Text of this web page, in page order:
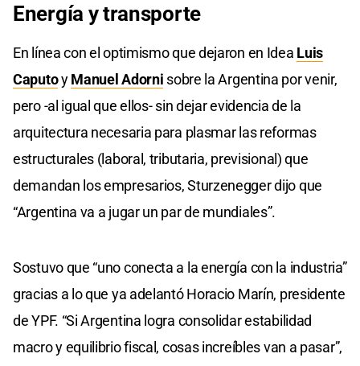
Energía y transporte
En línea con el optimismo que dejaron en Idea Luis
CaputoyManuel Adorni sobre la Argentina por venir,
pero -al igual que ellos- sin dejar evidencia de la
arquitectura necesaria para plasmar las reformas
estructurales (laboral, tributaria, previsional) que
demandan los empresarios, Sturzenegger dijo que
“Argentina va a jugar un par de mundiales”.
Sostuvo que “uno conecta a la energía con la industria”
gracias a lo que ya adelantó Horacio Marín, presidente
de YPF. “Si Argentina logra consolidar estabilidad
macro y equilibrio fiscal, cosas increíbles van a pasar”,